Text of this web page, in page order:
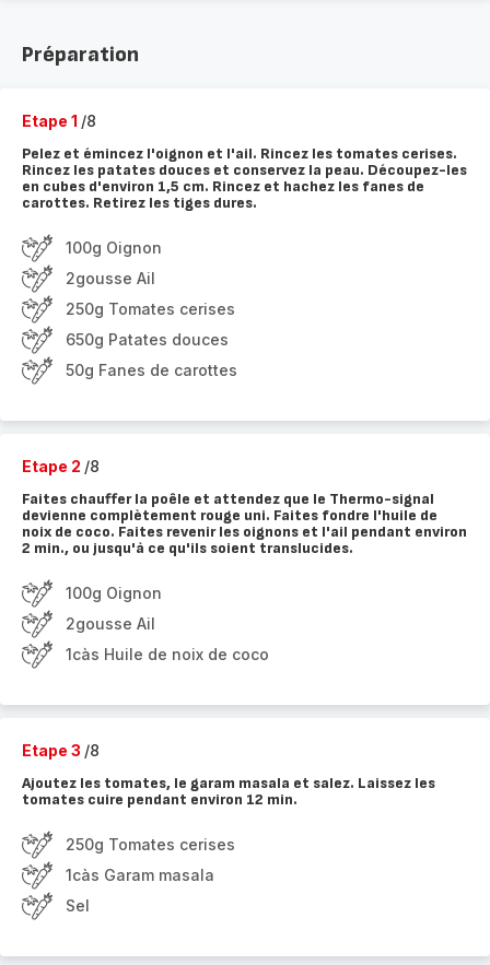
Préparation
Etape 1 /8
Pelez et émincez l'oignon et l'ail. Rincez les tomates cerises.
Rincez les patates douces et conservez la peau. Découpez-les
en cubes d'environ 1,5 cm. Rincez et hachez les fanes de
carottes. Retirez les tiges dures.
100g Oignon
2gousse Ail
250g Tomates cerises
650g Patates douces
50g Fanes de carottes
Etape 2 /8
Faites chauffer la poêle et attendez que le Thermo-signal
devienne complètement rouge uni. Faites fondre l'huile de
noix de coco. Faites revenir les oignons et l'ail pendant environ
2 min., ou jusqu'à ce qu'ils soient translucides.
100g Oignon
2gousse Ail
1càs Huile de noix de coco
Etape 3 /8
Ajoutez les tomates, le garam masala et salez. Laissez les
tomates cuire pendant environ 12 min.
250g Tomates cerises
1càs Garam masala
Sel